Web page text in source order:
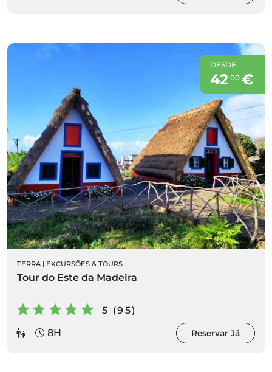
DESDE
42 00€
TERRA | EXCURSÕES & TOURS
Tour do Este da Madeira
5 (95)
8H
Reservar Já